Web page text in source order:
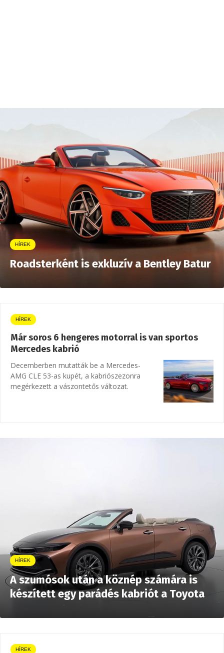
HÍREK
Roadsterként is exkluzív a Bentley Batur
HÍREK
Már soros 6 hengeres motorral is van sportos
Mercedes kabrió
Decemberben mutatták be a Mercedes-
AMG CLE 53-as kupét, a kabriószezonra
megérkezett a vászontetős változat.
HÍREK
A szumósok után a köznép számára is
készített egy parádés kabriót a Toyota
HÍREK